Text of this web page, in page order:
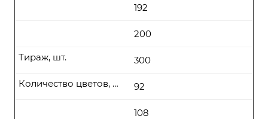
192
200
300
Тираж, шт.
92
Количество цветов, цена (руб\шт) от
108